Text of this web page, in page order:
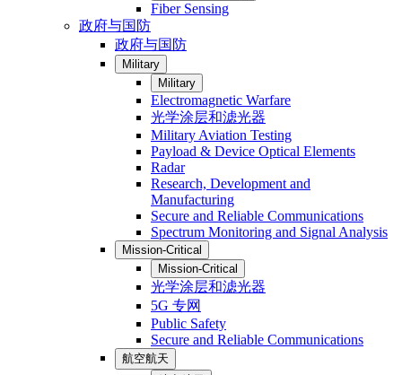
Fiber Sensing
政府与国防
政府与国防
Military
Military
Electromagnetic Warfare
光学涂层和滤光器
Military Aviation Testing
Payload & Device Optical Elements
Radar
Research, Development and
Manufacturing
Secure and Reliable Communications
Spectrum Monitoring and Signal Analysis
Mission-Critical
Mission-Critical
光学涂层和滤光器
5G 专网
Public Safety
Secure and Reliable Communications
航空航天